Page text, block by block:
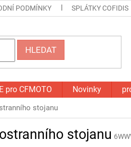
PODMÍNKY SPLÁTKY COFIDIS
HLEDAT
pro CFMOTO Novinky
stojanu
stojanu